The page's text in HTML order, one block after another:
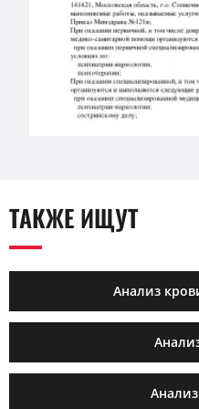
ТАКЖЕ ИЩУТ
Анализ